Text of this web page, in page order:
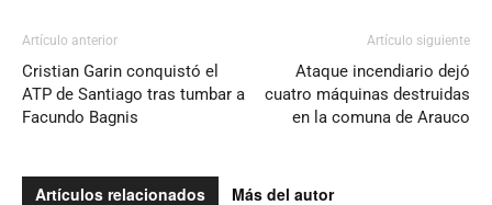
Artículo anterior
Cristian Garin conquistó el
ATP de Santiago tras tumbar a
Facundo Bagnis
Artículo siguiente
Ataque incendiario dejó
cuatro máquinas destruidas
en la comuna de Arauco
Artículos relacionados Más del autor